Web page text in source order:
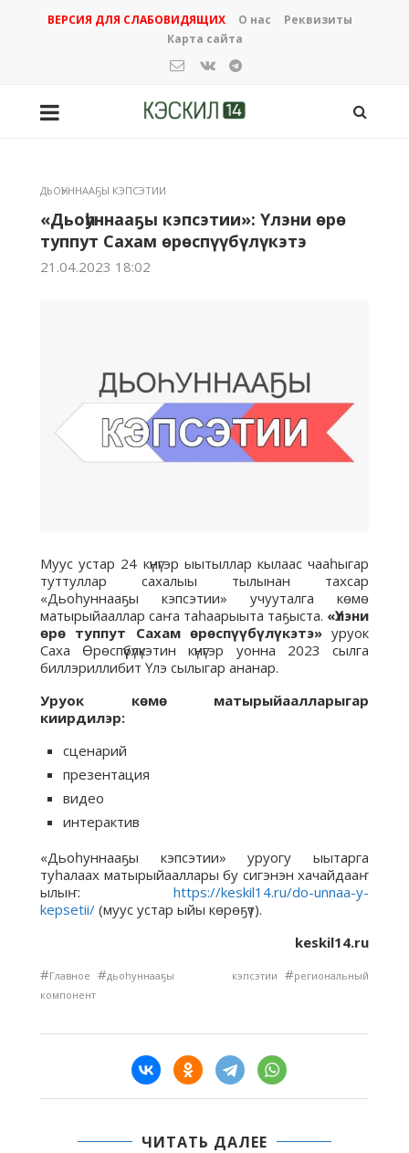
ВЕРСИЯ ДЛЯ СЛАБОВИДЯЩИХ О нас
Реквизиты
Карта сайта
ДЬОҺУННААҔЫ КЭПСЭТИИ
«Дьоһуннааҕы кэпсэтии»: Үлэни өрө
туппут Сахам өрөспүүбүлүкэтэ
21.04.2023 18:02
Муус устар 24 күнүгэр ыытыллар кылаас чааһыгар
туттуллар сахалыы тылынан тахсар
«Дьоһуннааҕы кэпсэтии» учууталга көмө
матырыйааллар саҥа таһаарыыта таҕыста. «Үлэни
өрө туппут Сахам өрөспүүбүлүкэтэ»уруок
Саха Өрөспүүбүлүкэтин күнүгэр уонна 2023 сылга
биллэриллибит Үлэ сылыгар ананар.
Уруок көмө матырыйаалларыгар
киирдилэр:
сценарий
презентация
видео
интерактив
«Дьоһуннааҕы кэпсэтии» уруогу ыытарга
туһалаах матырыйааллары бу сигэнэн хачайдааҥ
ылыҥ: https://keskil14.ru/do-unnaa-y-
kepsetii/ (муус устар ыйы көрөҕүт).
keskil14.ru
#Главное #дьоһуннааҕы кэпсэтии #региональный
компонент
ЧИТАТЬ ДАЛЕЕ